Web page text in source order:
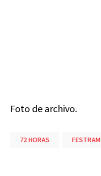
Foto de archivo.
72 HORAS FESTRAM